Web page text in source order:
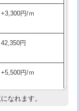
5,500円
5,500円
11,000円
+3,300円/ｍ
42,350円
+5,500円/ｍ
現地調査
なれます。